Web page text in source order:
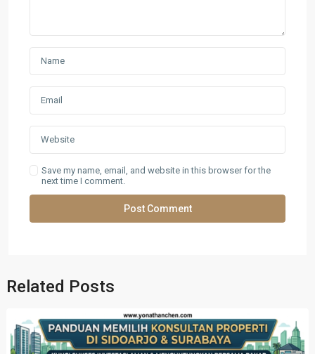
Save my name, email, and website in this browser for the
next time I comment.
Related Posts